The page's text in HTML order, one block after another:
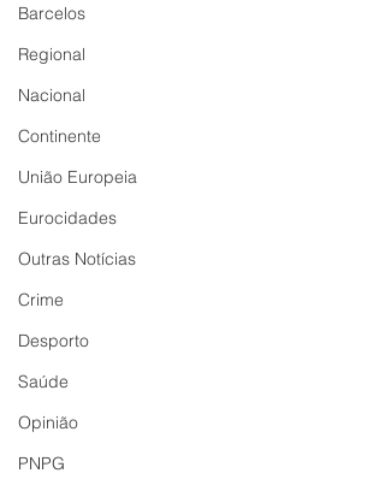
Barcelos
Regional
Nacional
Continente
União Europeia
Eurocidades
Outras Notícias
Crime
Desporto
Saúde
Opinião
PNPG